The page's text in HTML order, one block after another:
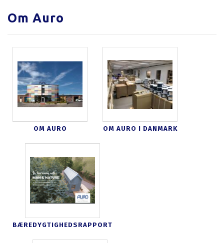
Om Auro
OM AURO OM AURO I DANMARK
BÆREDYGTIGHEDSRAPPORT